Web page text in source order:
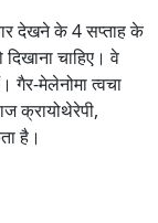
देखने के 4 सप्ताह के
चाहिए। वे
मेलेनोमा त्वचा
क्रायोथेरेपी,
है।